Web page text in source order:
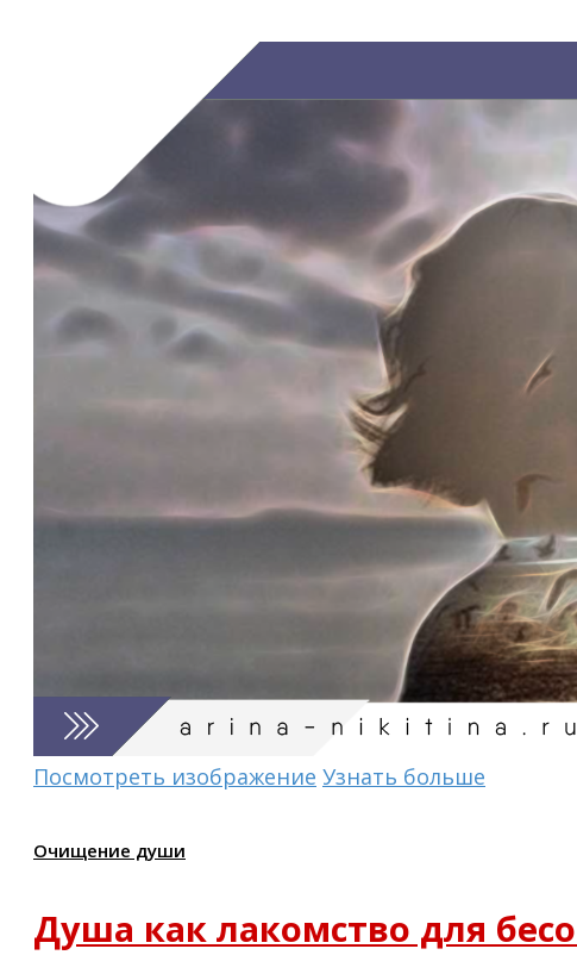
Посмотреть изображение Узнать больше
Очищение души
Душа как лакомство для